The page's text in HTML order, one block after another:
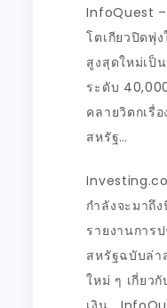
InfoQuest
โตเกียวปิดพุ่
สูงสุดใหม่เป็
ระดับ
คลายวิตกเรื่
สหรัฐ…
กำลังจะมาถึ
รายงานการ
สหรัฐฉบับล่า
ใหม่ ๆ เกี่ยว